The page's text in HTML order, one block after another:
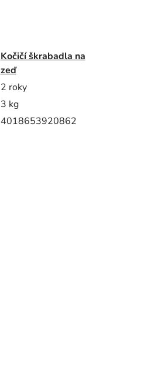
Kočičí škrabadla na
zeď
2 roky
3 kg
4018653920862